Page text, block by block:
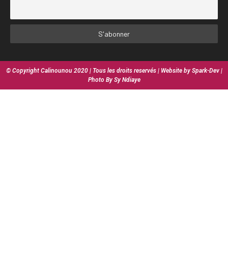
© Copyright Calinounou 2020 | Tous les droits reservés | Website by Spark-Dev |
Photo By Sy Ndiaye